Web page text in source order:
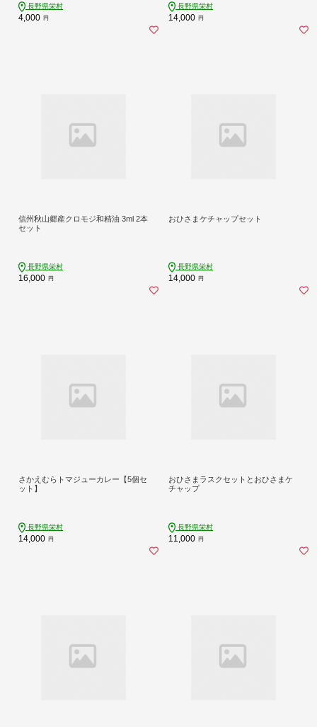
長野県栄村
4,000 円
長野県栄村
14,000 円
信州秋山郷産クロモジ和精油 3ml 2本
セット
長野県栄村
16,000 円
おひさまケチャップセット
長野県栄村
14,000 円
さかえむらトマジューカレー【5個セ
ット】
長野県栄村
14,000 円
おひさまラスクセットとおひさまケ
チャップ
長野県栄村
11,000 円